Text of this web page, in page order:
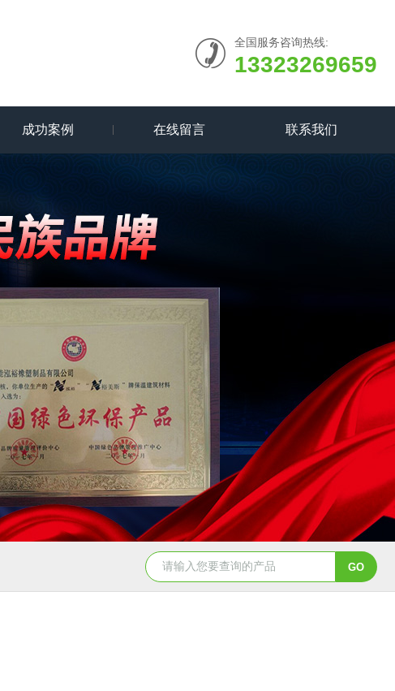
全国服务咨询热线:
13323269659
成功案例 在线留言 联系我们